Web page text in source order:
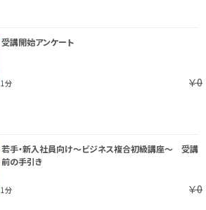
受講開始アンケート
1分 ￥0
若手・新入社員向け～ビジネス複合初級講座～ 受講
前の手引き
1分 ￥0